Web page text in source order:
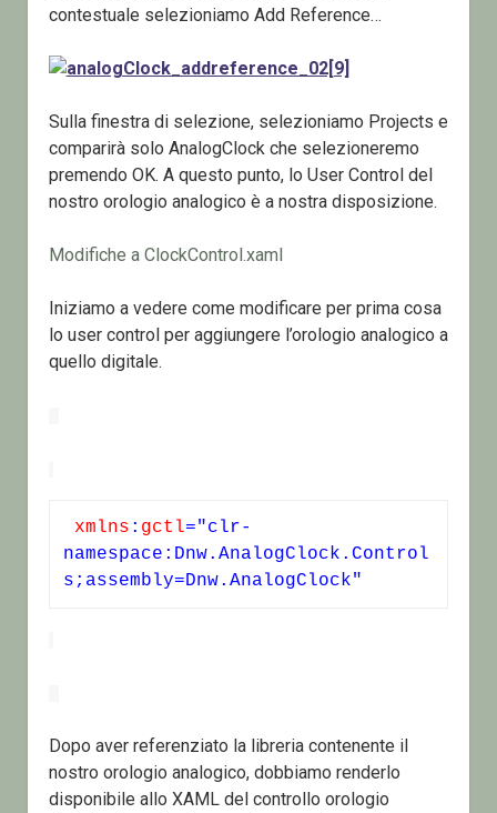
contestuale selezioniamo Add Reference…
Sulla finestra di selezione, selezioniamo Projects e
comparirà solo AnalogClock che selezioneremo
premendo OK. A questo punto, lo User Control del
nostro orologio analogico è a nostra disposizione.
Modifiche a ClockControl.xaml
Iniziamo a vedere come modificare per prima cosa
lo user control per aggiungere l’orologio analogico a
quello digitale.
xmlns : gctl="clr-
namespace:Dnw.AnalogClock.Control
s;assembly=Dnw.AnalogClock"
Dopo aver referenziato la libreria contenente il
nostro orologio analogico, dobbiamo renderlo
disponibile allo XAML del controllo orologio